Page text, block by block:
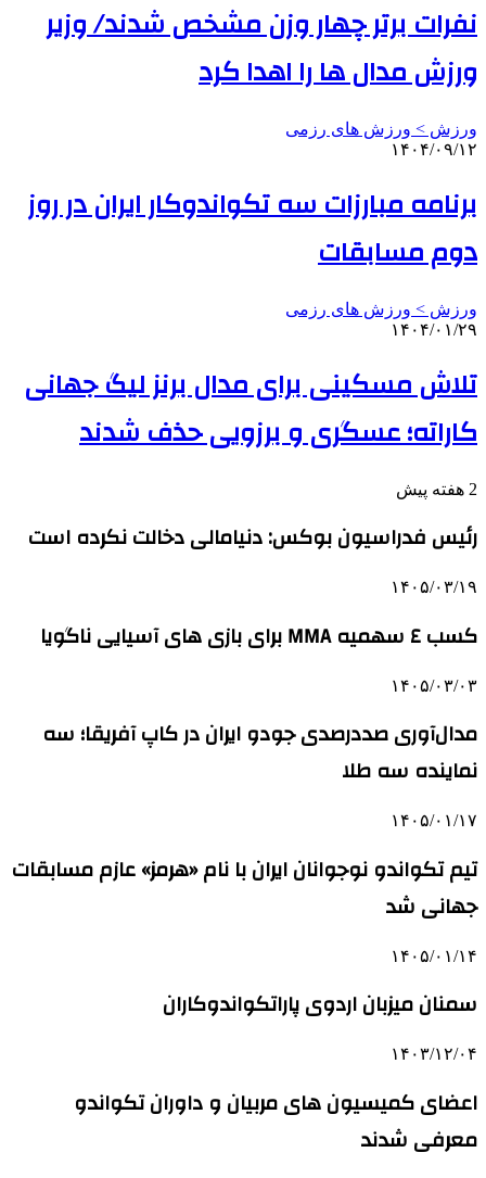
نفرات برتر چهار وزن مشخص شدند/ وزیر
ورزش مدال ها را اهدا کرد
ورزش > ورزش های رزمی
۱۴۰۴/۰۹/۱۲
برنامه مبارزات سه تکواندوکار ایران در روز
دوم مسابقات
ورزش > ورزش های رزمی
۱۴۰۴/۰۱/۲۹
تلاش مسکینی برای مدال برنز لیگ جهانی
کاراته؛ عسگری و برزویی حذف شدند
2 هفته پیش
رئیس فدراسیون بوکس: دنیامالی دخالت نکرده است
۱۴۰۵/۰۳/۱۹
کسب ٤ سهمیه MMA برای بازی های آسیایی ناگویا
۱۴۰۵/۰۳/۰۳
مدال‌آوری صددرصدی جودو ایران در کاپ آفریقا؛ سه
نماینده سه طلا
۱۴۰۵/۰۱/۱۷
تیم تکواندو نوجوانان ایران با نام «هرمز» عازم مسابقات
جهانی شد
۱۴۰۵/۰۱/۱۴
سمنان میزبان اردوی پاراتکواندوکاران
۱۴۰۳/۱۲/۰۴
اعضای کمیسیون های مربیان و داوران تکواندو
معرفی شدند